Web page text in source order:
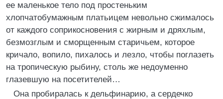
ее маленькое тело под простеньким
хлопчатобумажным платьицем невольно сжималось
от каждого соприкосновения с жирным и дряхлым,
безмозглым и сморщенным старичьем, которое
кричало, вопило, пихалось и лезло, чтобы поглазеть
на тропическую рыбину, столь же недоуменно
глазевшую на посетителей…
Она пробиралась к дельфинарию, а сердечко